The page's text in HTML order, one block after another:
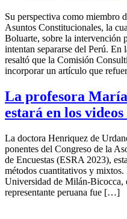
Su perspectiva como miembro
Asuntos Constitucionales, la
Boluarte, sobre la intervención
intentan separarse del Perú.
resaltó que la Comisión
incorporar un artículo que
La profesora
estará en los
La doctora Henriquez de
ponentes del Congreso de la
de Encuestas (ESRA 2023),
métodos cuantitativos y
Universidad de Milán-Bicocca,
representante peruana fue […]